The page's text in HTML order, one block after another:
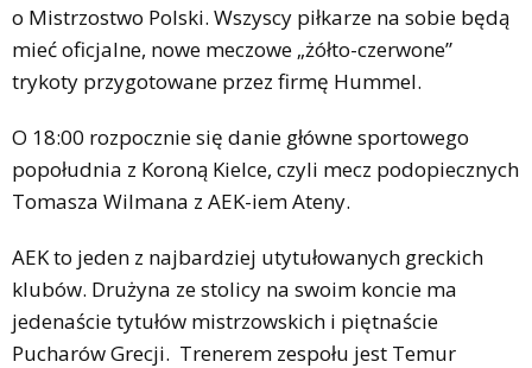
o Mistrzostwo Polski. Wszyscy piłkarze na sobie będą
mieć oficjalne, nowe meczowe „żółto-czerwone”
trykoty przygotowane przez firmę Hummel.
O 18:00 rozpocznie się danie główne sportowego
popołudnia z Koroną Kielce, czyli mecz podopiecznych
Tomasza Wilmana z AEK-iem Ateny.
AEK to jeden z najbardziej utytułowanych greckich
klubów. Drużyna ze stolicy na swoim koncie ma
jedenaście tytułów mistrzowskich i piętnaście
Pucharów Grecji. Trenerem zespołu jest Temur